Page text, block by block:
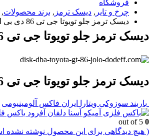
فروشگاه
چرخ و تایر , دیسک ترمز , برند محصولات,
دیسک ترمز جلو تویوتا جی تی 86 دی بی ای T3
دیسک ترمز جلو تویوتا جی تی 86 دی بی ای T3
دیسک ترمز جلو تویوتا جی تی 86 دی بی ای T3
باربند سوزوکی ویتارا ایران فاکس آلومینیومی
باکس
0
( هیچ دیدگاهی برای این محصول نوشته نشده